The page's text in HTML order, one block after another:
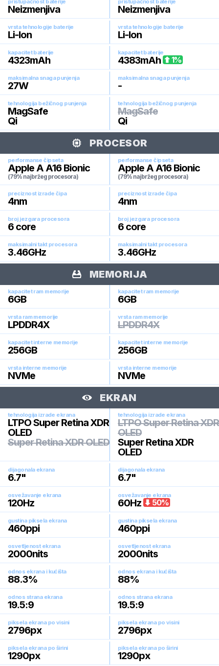
pristupačnost baterije
Neizmenjiva
pristupačnost baterije
Neizmenjiva
vrsta tehnologije baterije
Li-Ion
vrsta tehnologije baterije
Li-Ion
kapacitet baterije
4323mAh
kapacitet baterije
4383mAh 1%
maksimalna snaga punjenja
27W
maksimalna snaga punjenja
-
tehnologija bežičnog punjenja
MagSafe
Qi
tehnologija bežičnog punjenja
MagSafe
Qi
PROCESOR
performanse čipseta
Apple A A16 Bionic
(79% najbržeg procesora)
performanse čipseta
Apple A A16 Bionic
(79% najbržeg procesora)
preciznost izrade čipa
4nm
preciznost izrade čipa
4nm
broj jezgara procesora
6 core
broj jezgara procesora
6 core
maksimalni takt procesora
3.46GHz
maksimalni takt procesora
3.46GHz
MEMORIJA
kapacitet ram memorije
6GB
kapacitet ram memorije
6GB
vrsta ram memorije
LPDDR4X
vrsta ram memorije
LPDDR4X
kapacitet interne memorije
256GB
kapacitet interne memorije
256GB
vrsta interne memorije
NVMe
vrsta interne memorije
NVMe
EKRAN
tehnologija izrade ekrana
LTPO Super Retina XDR
OLED
Super Retina XDR OLED
tehnologija izrade ekrana
LTPO Super Retina XDR
OLED
Super Retina XDR
OLED
dijagonala ekrana
6.7"
dijagonala ekrana
6.7"
osvežavanje ekrana
120Hz
osvežavanje ekrana
60Hz 50%
gustina piksela ekrana
460ppi
gustina piksela ekrana
460ppi
osvetljenost ekrana
2000nits
osvetljenost ekrana
2000nits
odnos ekrana i kućišta
88.3%
odnos ekrana i kućišta
88%
odnos strana ekrana
19.5:9
odnos strana ekrana
19.5:9
piksela ekrana po visini
2796px
piksela ekrana po visini
2796px
piksela ekrana po širini
1290px
piksela ekrana po širini
1290px